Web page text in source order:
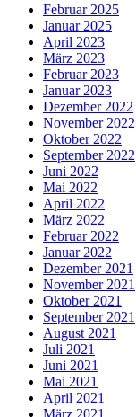
Februar 2025
Januar 2025
April 2023
März 2023
Februar 2023
Januar 2023
Dezember 2022
November 2022
Oktober 2022
September 2022
Juni 2022
Mai 2022
April 2022
März 2022
Februar 2022
Januar 2022
Dezember 2021
November 2021
Oktober 2021
September 2021
August 2021
Juli 2021
Juni 2021
Mai 2021
April 2021
März 2021